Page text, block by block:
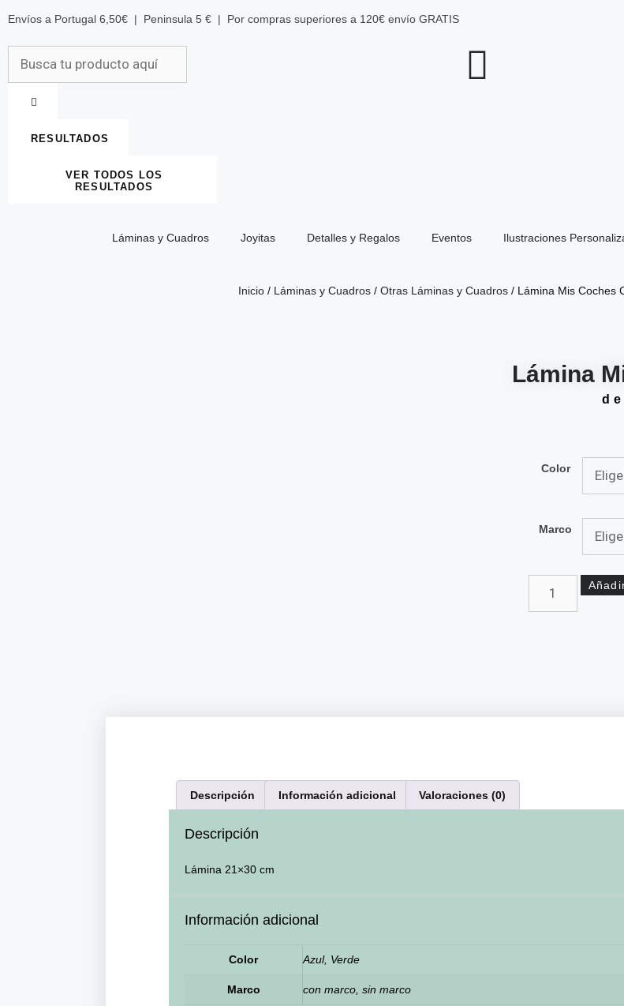
Envíos a Portugal 6,50€ | Peninsula 5 € | Por compras superiores a 120€ envío GRATIS
RESULTADOS
VER TODOS LOS
RESULTADOS
Láminas y Cuadros Joyitas Detalles y Regalos Eventos Ilustraciones
Inicio / Láminas y Cuadros / Otras Láminas y Cuadros / Lámina Mis Coches
Lámina
Color
Marco
Descripción Información adicional Valoraciones (0)
Descripción
Lámina 21×30 cm
Información adicional
Color Azul, Verde
Marco con marco, sin marco